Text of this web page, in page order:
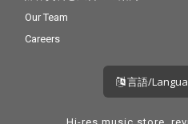
Our Team
Careers
言語/